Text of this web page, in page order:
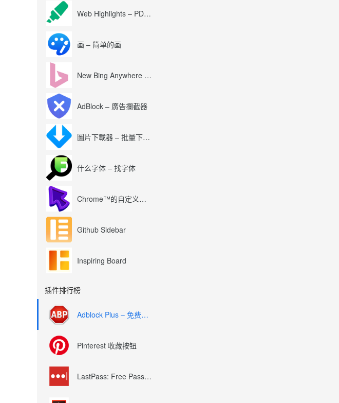
Web Highlights – PDF & Web Highlighter
画 – 简单的画
New Bing Anywhere (Bing Chat GPT-4)
AdBlock – 廣告攔截器
圖片下載器 – 批量下載圖片
什么字体 – 找字体
Chrome™的自定义光标
Github Sidebar
Inspiring Board
插件排行榜
Adblock Plus – 免费的广告拦截器
Pinterest 收藏按钮
LastPass: Free Password Manager